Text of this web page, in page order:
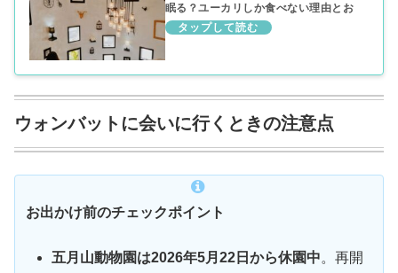
眠る？ユーカリしか食べない理由とお
なかの袋のひみつ
ウォンバットに会いに行くときの注意点
お出かけ前のチェックポイント
五月山動物園は2026年5月22日から休園中。再開